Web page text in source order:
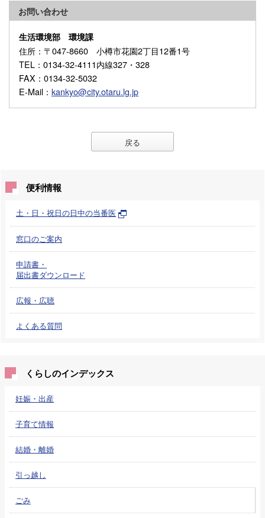
お問い合わせ
生活環境部 環境課
住所 ：〒047-8660 小樽市花園2丁目12番1号
TEL ：0134-32-4111内線327・328
FAX ：0134-32-5032
E-Mail ： kankyo@city.otaru.lg.jp
戻る
便利情報
土・日・祝日の日中の当番医
窓口のご案内
申請書・
届出書ダウンロード
広報・広聴
よくある質問
くらしのインデックス
妊娠・出産
子育て情報
結婚・離婚
引っ越し
ごみ